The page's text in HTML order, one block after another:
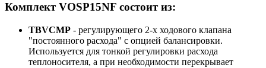
Комплект VOSP15NF состоит из:
TBVCMP - регулирующего 2-х ходового клапана
"постоянного расхода" с опцией балансировки.
Используется для тонкой регулировки расхода
теплоносителя, а при необходимости перекрывает